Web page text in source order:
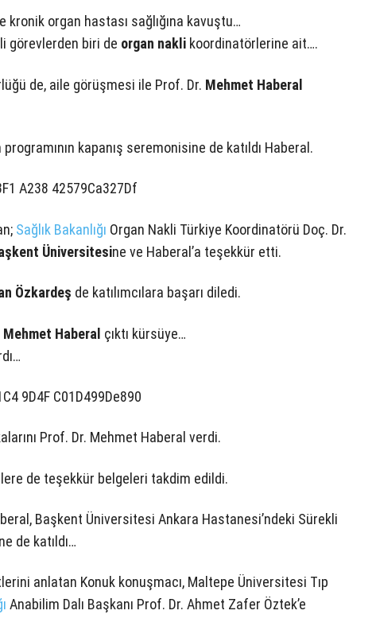
kronik organ hastası sağlığına kavuştu…
görevlerden biri de organ nakli koordinatörlerine ait….
de, aile görüşmesi ile Prof. Dr. Mehmet Haberal
kapanış seremonisine de katıldı Haberal.
Sağlık Bakanlığı Organ Nakli Türkiye Koordinatörü Doç. Dr.
Üniversitesine ve Haberal’a teşekkür etti.
Özkardeş de katılımcılara başarı diledi.
Mehmet Haberal çıktı kürsüye…
Prof. Dr. Mehmet Haberal verdi.
de teşekkür belgeleri takdim edildi.
Başkent Üniversitesi Ankara Hastanesi’ndeki Sürekli
de katıldı…
anlatan Konuk konuşmacı, Maltepe Üniversitesi Tıp
Anabilim Dalı Başkanı Prof. Dr. Ahmet Zafer Öztek’e